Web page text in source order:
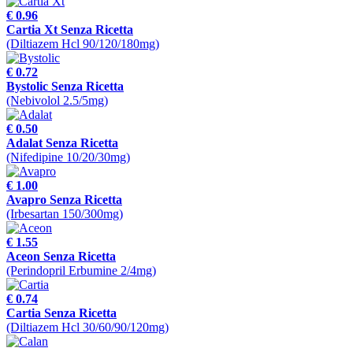
€ 0.96
Cartia Xt Senza Ricetta
(Diltiazem Hcl 90/120/180mg)
€ 0.72
Bystolic Senza Ricetta
(Nebivolol 2.5/5mg)
€ 0.50
Adalat Senza Ricetta
(Nifedipine 10/20/30mg)
€ 1.00
Avapro Senza Ricetta
(Irbesartan 150/300mg)
€ 1.55
Aceon Senza Ricetta
(Perindopril Erbumine 2/4mg)
€ 0.74
Cartia Senza Ricetta
(Diltiazem Hcl 30/60/90/120mg)